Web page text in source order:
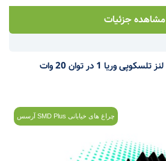
مشاهده جزئیات
چراغ های خیابانی SMD Plus آرسس